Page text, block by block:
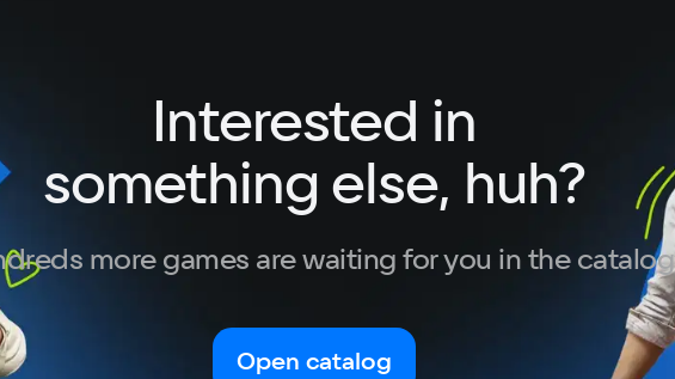
Interested in
something else, huh?
more games are waiting for you in the catalog
Open catalog